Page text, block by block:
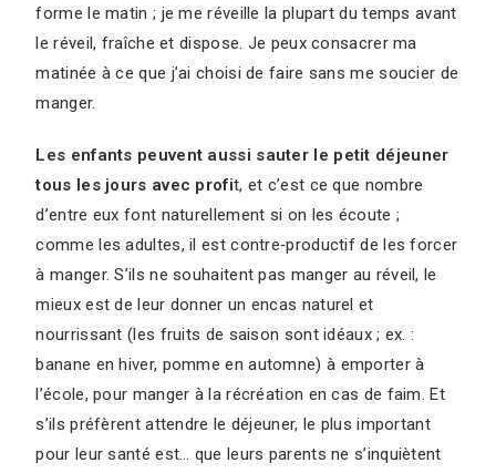
forme le matin ; je me réveille la plupart du temps avant
le réveil, fraîche et dispose. Je peux consacrer ma
matinée à ce que j’ai choisi de faire sans me soucier de
manger.
Les enfants peuvent aussi sauter le petit déjeuner
tous les jours avec profit, et c’est ce que nombre
d’entre eux font naturellement si on les écoute ;
comme les adultes, il est contre‑productif de les forcer
à manger. S’ils ne souhaitent pas manger au réveil, le
mieux est de leur donner un encas naturel et
nourrissant (les fruits de saison sont idéaux ; ex. :
banane en hiver, pomme en automne) à emporter à
l’école, pour manger à la récréation en cas de faim. Et
s’ils préfèrent attendre le déjeuner, le plus important
pour leur santé est… que leurs parents ne s’inquiètent